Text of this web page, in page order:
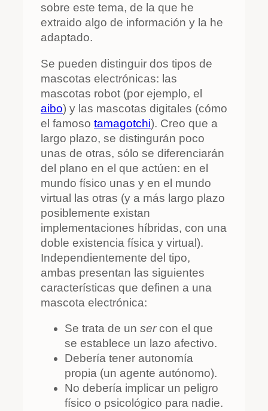
sobre este tema, de la que he
extraido algo de información y la he
adaptado.
Se pueden distinguir dos tipos de
mascotas electrónicas: las
mascotas robot (por ejemplo, el
aibo) y las mascotas digitales (cómo
el famoso tamagotchi). Creo que a
largo plazo, se distingurán poco
unas de otras, sólo se diferenciarán
del plano en el que actúen: en el
mundo físico unas y en el mundo
virtual las otras (y a más largo plazo
posiblemente existan
implementaciones híbridas, con una
doble existencia física y virtual).
Independientemente del tipo,
ambas presentan las siguientes
características que definen a una
mascota electrónica:
Se trata de un sercon el que
se establece un lazo afectivo.
Debería tener autonomía
propia (un agente autónomo).
No debería implicar un peligro
físico o psicológico para nadie.